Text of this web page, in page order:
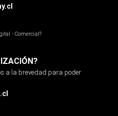
- Comercial?
a la brevedad para poder